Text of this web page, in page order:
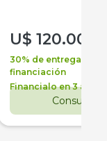
U$ 120.000
30% de entrega +
financiación
Financialo en 3 años
Consultar